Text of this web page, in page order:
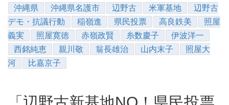
沖縄県 沖縄県名護市 辺野古 米軍基地
辺野古
デモ・抗議行動
稲嶺進 県民投票 高良鉄美
照屋
義実
照屋寛徳 赤嶺政賢 糸数慶子
伊波洋一
西銘純恵
親川敬 翁長雄治 山内末子
照屋大
河
比嘉京子